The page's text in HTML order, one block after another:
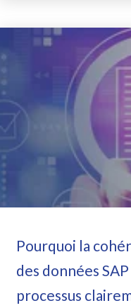
Pourquoi la
des données
processus